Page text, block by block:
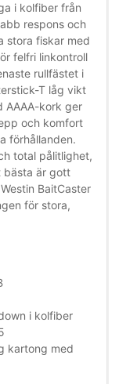
i kolfiber från
respons och
stora fiskar med
felfri linkontroll
rullfästet i
T låg vikt
AAAA-kork ger
och komfort
förhållanden.
total pålitlighet,
bästa är gott
BaitCaster
för stora,
i kolfiber
kartong med